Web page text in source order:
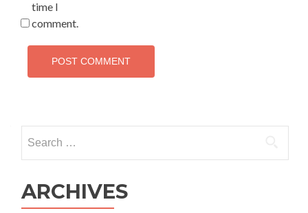
time I
comment.
for:
ARCHIVES